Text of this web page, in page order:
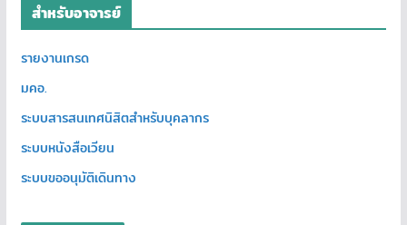
สำหรับอาจารย์
รายงานเกรด
มคอ.
ระบบสารสนเทศนิสิตสำหรับบุคลากร
ระบบหนังสือเวียน
ระบบขออนุมัติเดินทาง